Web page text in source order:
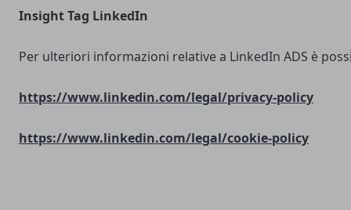
Insight Tag LinkedIn
Per ulteriori informazioni relative a LinkedIn ADS è
https://www.linkedin.com/legal/privacy-policy
https://www.linkedin.com/legal/cookie-policy